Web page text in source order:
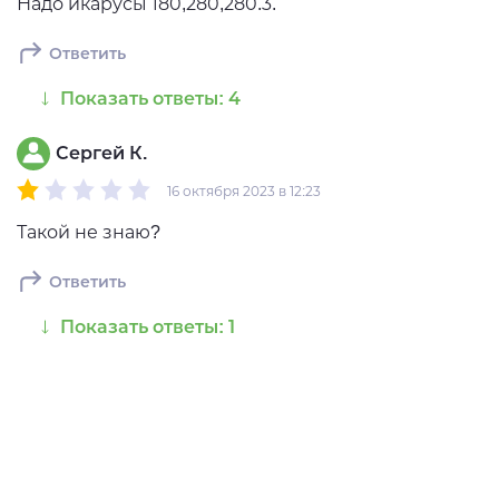
Ответить
Показать ответы: 4
Сергей К.
16 октября 2023 в 12:23
Такой не знаю?
Ответить
Показать ответы: 1